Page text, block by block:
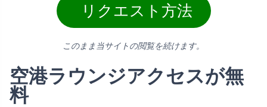
リクエスト方法
このまま当サイトの閲覧を続けます。
空港ラウンジアクセスが無
料